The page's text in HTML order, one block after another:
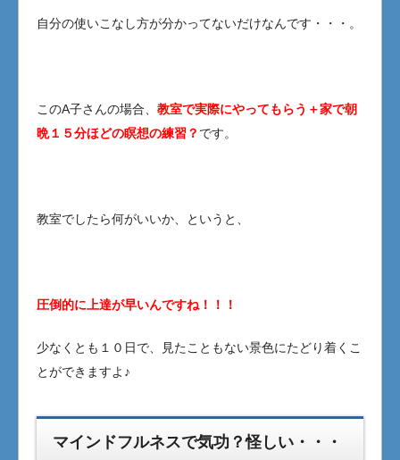
自分の使いこなし方が分かってないだけなんです・・・。
このA子さんの場合、 教室で実際にやってもらう＋家で朝
晩１５分ほどの瞑想の練習？ です。
教室でしたら何がいいか、というと、
圧倒的に上達が早いんですね！！！
少なくとも１０日で、見たこともない景色にたどり着くこ
とができますよ♪
マインドフルネスで気功？怪しい・・・